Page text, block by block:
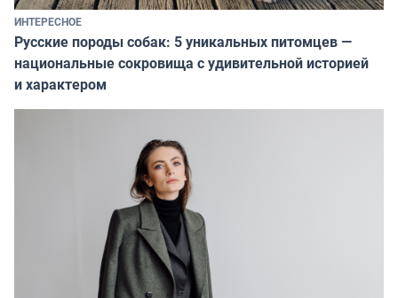
ИНТЕРЕСНОЕ
Русские породы собак: 5 уникальных питомцев —
национальные сокровища с удивительной историей
и характером